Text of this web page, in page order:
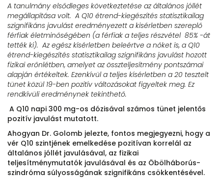
A tanulmány elsődleges következtetése az általános jóllét
megállapítása volt. A Q10 étrend-kiegészítés statisztikailag
szignifikáns javulást eredményezett a kisérletben szereplő
férfiak életminőségében (a férfiak a teljes részvétel 85% -át
tették ki). Az egész kísérletben beleértve a nőket is, a Q10
étrend-kiegészítés statisztikailag szignifikáns javulást hozott
fizikai erőnlétben, amelyet az összteljesítmény pontszámai
alapján értékeltek. Ezenkívül a teljes kísérletben a 20 tesztelt
tünet közül 19-ben pozitív változásokat figyeltek meg. Ez
rendkívüli eredménynek tekinthető.
A Q10 napi 300 mg-os dózisával számos tünet jelentős
pozitív javulást mutatott.
Ahogyan Dr. Golomb jelezte, fontos megjegyezni, hogy a
vér Q10 szintjének emelkedése pozitívan korrelál az
általános jóllét javulásával, az fizikai
teljesítménymutatók javulásával és az Öbölháborús-
szindróma súlyosságának szignifikáns csökkentésével.